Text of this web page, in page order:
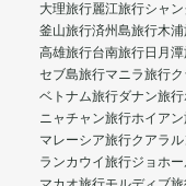
大理旅行麗江旅行シャ
釜山旅行済州島旅行木
高雄旅行台南旅行日月
セブ島旅行マニラ旅行
ベトナム旅行ダナン旅行
ニャチャン旅行ホイア
マレーシア旅行クアラ
ランカウイ旅行ジョホ